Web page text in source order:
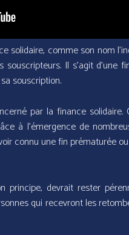
solidaire, comme son nom
souscripteurs. Il s’agit
souscription.
par la finance
à l’émergence de
connu une fin prématurée
principe, devrait rester
qui recevront les